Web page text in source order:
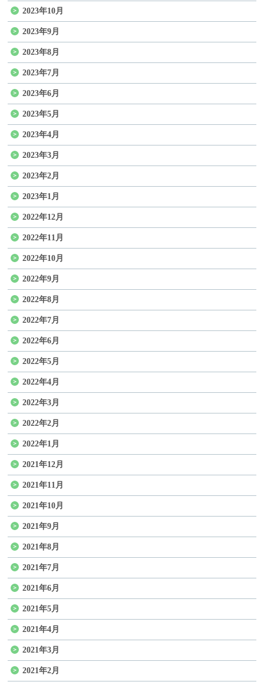
2023年10月
2023年9月
2023年8月
2023年7月
2023年6月
2023年5月
2023年4月
2023年3月
2023年2月
2023年1月
2022年12月
2022年11月
2022年10月
2022年9月
2022年8月
2022年7月
2022年6月
2022年5月
2022年4月
2022年3月
2022年2月
2022年1月
2021年12月
2021年11月
2021年10月
2021年9月
2021年8月
2021年7月
2021年6月
2021年5月
2021年4月
2021年3月
2021年2月